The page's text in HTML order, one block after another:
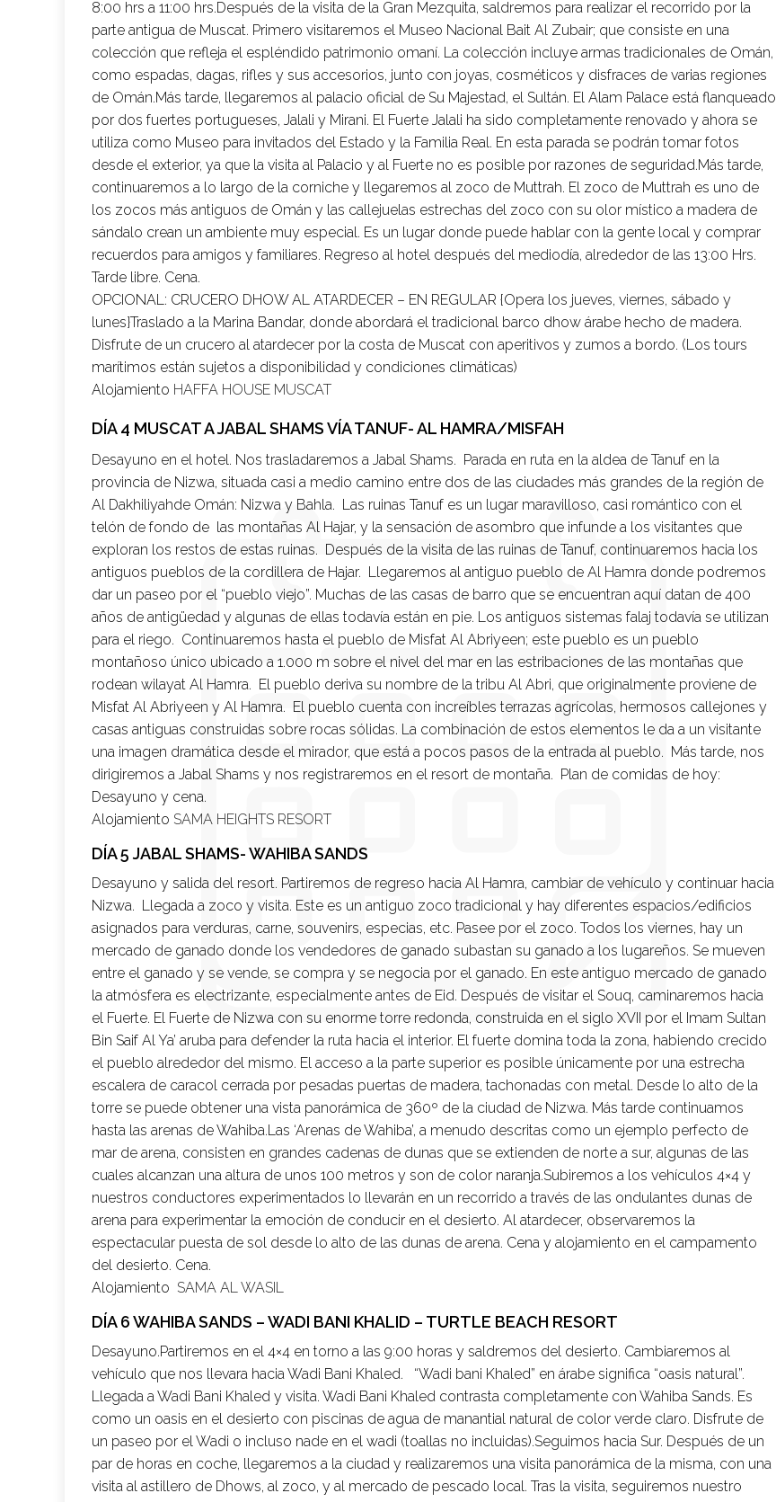
8:00 hrs a 11:00 hrs.Después de la visita de la Gran Mezquita, saldremos para realizar el recorrido por la
parte antigua de Muscat. Primero visitaremos el Museo Nacional Bait Al Zubair; que consiste en una
colección que refleja el espléndido patrimonio omaní. La colección incluye armas tradicionales de Omán,
como espadas, dagas, rifles y sus accesorios, junto con joyas, cosméticos y disfraces de varias regiones
de Omán.Más tarde, llegaremos al palacio oficial de Su Majestad, el Sultán. El Alam Palace está flanqueado
por dos fuertes portugueses, Jalali y Mirani. El Fuerte Jalali ha sido completamente renovado y ahora se
utiliza como Museo para invitados del Estado y la Familia Real. En esta parada se podrán tomar fotos
desde el exterior, ya que la visita al Palacio y al Fuerte no es posible por razones de seguridad.Más tarde,
continuaremos a lo largo de la corniche y llegaremos al zoco de Muttrah. El zoco de Muttrah es uno de
los zocos más antiguos de Omán y las callejuelas estrechas del zoco con su olor místico a madera de
sándalo crean un ambiente muy especial. Es un lugar donde puede hablar con la gente local y comprar
recuerdos para amigos y familiares. Regreso al hotel después del mediodía, alrededor de las 13:00 Hrs.
Tarde libre. Cena.
OPCIONAL: CRUCERO DHOW AL ATARDECER – EN REGULAR {Opera los jueves, viernes, sábado y
lunes}Traslado a la Marina Bandar, donde abordará el tradicional barco dhow árabe hecho de madera.
Disfrute de un crucero al atardecer por la costa de Muscat con aperitivos y zumos a bordo. (Los tours
marítimos están sujetos a disponibilidad y condiciones climáticas)
Alojamiento HAFFA HOUSE MUSCAT
DÍA 4 MUSCAT A JABAL SHAMS VÍA TANUF- AL HAMRA/MISFAH
Desayuno en el hotel. Nos trasladaremos a Jabal Shams. Parada en ruta en la aldea de Tanuf en la
provincia de Nizwa, situada casi a medio camino entre dos de las ciudades más grandes de la región de
Al Dakhiliyahde Omán: Nizwa y Bahla. Las ruinas Tanuf es un lugar maravilloso, casi romántico con el
telón de fondo de las montañas Al Hajar, y la sensación de asombro que infunde a los visitantes que
exploran los restos de estas ruinas. Después de la visita de las ruinas de Tanuf, continuaremos hacia los
antiguos pueblos de la cordillera de Hajar. Llegaremos al antiguo pueblo de Al Hamra donde podremos
dar un paseo por el “pueblo viejo”. Muchas de las casas de barro que se encuentran aquí datan de 400
años de antigüedad y algunas de ellas todavía están en pie. Los antiguos sistemas falaj todavía se utilizan
para el riego. Continuaremos hasta el pueblo de Misfat Al Abriyeen; este pueblo es un pueblo
montañoso único ubicado a 1.000 m sobre el nivel del mar en las estribaciones de las montañas que
rodean wilayat Al Hamra. El pueblo deriva su nombre de la tribu Al Abri, que originalmente proviene de
Misfat Al Abriyeen y Al Hamra. El pueblo cuenta con increíbles terrazas agrícolas, hermosos callejones y
casas antiguas construidas sobre rocas sólidas. La combinación de estos elementos le da a un visitante
una imagen dramática desde el mirador, que está a pocos pasos de la entrada al pueblo. Más tarde, nos
dirigiremos a Jabal Shams y nos registraremos en el resort de montaña. Plan de comidas de hoy:
Desayuno y cena.
Alojamiento SAMA HEIGHTS RESORT
DÍA 5 JABAL SHAMS- WAHIBA SANDS
Desayuno y salida del resort. Partiremos de regreso hacia Al Hamra, cambiar de vehículo y continuar hacia
Nizwa. Llegada a zoco y visita. Este es un antiguo zoco tradicional y hay diferentes espacios/edificios
asignados para verduras, carne, souvenirs, especias, etc. Pasee por el zoco. Todos los viernes, hay un
mercado de ganado donde los vendedores de ganado subastan su ganado a los lugareños. Se mueven
entre el ganado y se vende, se compra y se negocia por el ganado. En este antiguo mercado de ganado
la atmósfera es electrizante, especialmente antes de Eid. Después de visitar el Souq, caminaremos hacia
el Fuerte. El Fuerte de Nizwa con su enorme torre redonda, construida en el siglo XVII por el Imam Sultan
Bin Saif Al Ya’ aruba para defender la ruta hacia el interior. El fuerte domina toda la zona, habiendo crecido
el pueblo alrededor del mismo. El acceso a la parte superior es posible únicamente por una estrecha
escalera de caracol cerrada por pesadas puertas de madera, tachonadas con metal. Desde lo alto de la
torre se puede obtener una vista panorámica de 360º de la ciudad de Nizwa. Más tarde continuamos
hasta las arenas de Wahiba.Las ‘Arenas de Wahiba’, a menudo descritas como un ejemplo perfecto de
mar de arena, consisten en grandes cadenas de dunas que se extienden de norte a sur, algunas de las
cuales alcanzan una altura de unos 100 metros y son de color naranja.Subiremos a los vehículos 4×4 y
nuestros conductores experimentados lo llevarán en un recorrido a través de las ondulantes dunas de
arena para experimentar la emoción de conducir en el desierto. Al atardecer, observaremos la
espectacular puesta de sol desde lo alto de las dunas de arena. Cena y alojamiento en el campamento
del desierto. Cena.
Alojamiento SAMA AL WASIL
DÍA 6 WAHIBA SANDS – WADI BANI KHALID – TURTLE BEACH RESORT
Desayuno.Partiremos en el 4×4 en torno a las 9:00 horas y saldremos del desierto. Cambiaremos al
vehículo que nos llevara hacia Wadi Bani Khaled. “Wadi bani Khaled” en árabe significa “oasis natural”.
Llegada a Wadi Bani Khaled y visita. Wadi Bani Khaled contrasta completamente con Wahiba Sands. Es
como un oasis en el desierto con piscinas de agua de manantial natural de color verde claro. Disfrute de
un paseo por el Wadi o incluso nade en el wadi (toallas no incluidas).Seguimos hacia Sur. Después de un
par de horas en coche, llegaremos a la ciudad y realizaremos una visita panorámica de la misma, con una
visita al astillero de Dhows, al zoco, y al mercado de pescado local. Tras la visita, seguiremos nuestro